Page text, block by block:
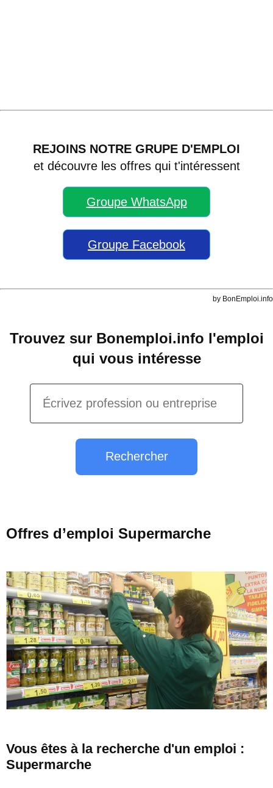
REJOINS NOTRE GRUPE D'EMPLOI
et découvre les offres qui t'intéressent
Groupe WhatsApp
Groupe Facebook
by BonEmploi.info
Trouvez sur Bonemploi.info l'emploi
qui vous intéresse
Rechercher
Offres d’emploi Supermarche
Vous êtes à la recherche d'un emploi :
Supermarche